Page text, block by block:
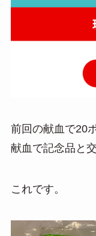
前回の献血で20
献血で記念品と
これです。